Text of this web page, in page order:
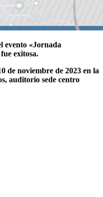
evento «Jornada
exitosa.
de noviembre de 2023 en la
auditorio sede centro